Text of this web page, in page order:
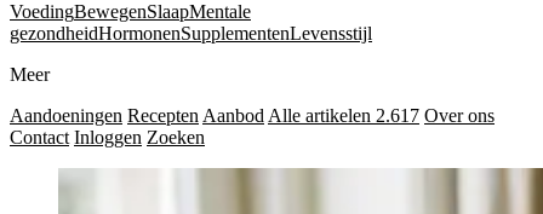
VoedingBewegenSlaapMentale
gezondheidHormonenSupplementenLevensstijl
Meer
Aandoeningen Recepten Aanbod Alle artikelen 2.617 Over ons
Contact Inloggen Zoeken